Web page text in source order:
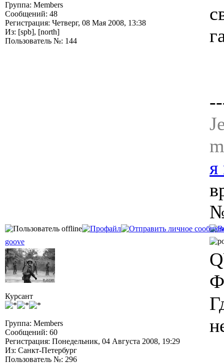
Группа: Members
Сообщений: 48
Регистрация: Четверг, 08 Мая 2008, 13:38
Из: [spb], [north]
Пользователь №: 144
я
goove
Курсант
Группа: Members
Сообщений: 60
Регистрация: Понедельник, 04 Августа 2008, 19:29
Из: Санкт-Петербург
Пользователь №: 296